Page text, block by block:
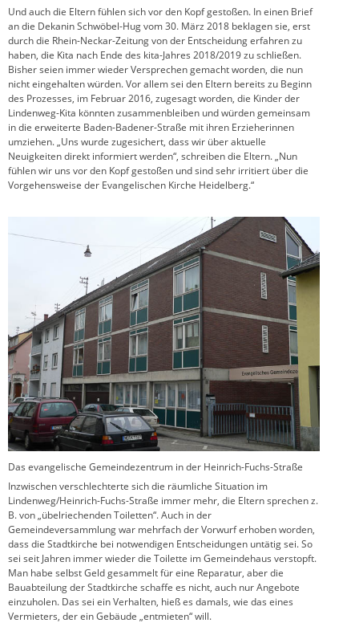
Und auch die Eltern fühlen sich vor den Kopf gestoßen. In einen Brief
an die Dekanin Schwöbel-Hug vom 30. März 2018 beklagen sie, erst
durch die Rhein-Neckar-Zeitung von der Entscheidung erfahren zu
haben, die Kita nach Ende des kita-Jahres 2018/2019 zu schließen.
Bisher seien immer wieder Versprechen gemacht worden, die nun
nicht eingehalten würden. Vor allem sei den Eltern bereits zu Beginn
des Prozesses, im Februar 2016, zugesagt worden, die Kinder der
Lindenweg-Kita könnten zusammenbleiben und würden gemeinsam
in die erweiterte Baden-Badener-Straße mit ihren Erzieherinnen
umziehen. „Uns wurde zugesichert, dass wir über aktuelle
Neuigkeiten direkt informiert werden“, schreiben die Eltern. „Nun
fühlen wir uns vor den Kopf gestoßen und sind sehr irritiert über die
Vorgehensweise der Evangelischen Kirche Heidelberg.“
Das evangelische Gemeindezentrum in der Heinrich-Fuchs-Straße
Inzwischen verschlechterte sich die räumliche Situation im
Lindenweg/Heinrich-Fuchs-Straße immer mehr, die Eltern sprechen z.
B. von „übelriechenden Toiletten“. Auch in der
Gemeindeversammlung war mehrfach der Vorwurf erhoben worden,
dass die Stadtkirche bei notwendigen Entscheidungen untätig sei. So
sei seit Jahren immer wieder die Toilette im Gemeindehaus verstopft.
Man habe selbst Geld gesammelt für eine Reparatur, aber die
Bauabteilung der Stadtkirche schaffe es nicht, auch nur Angebote
einzuholen. Das sei ein Verhalten, hieß es damals, wie das eines
Vermieters, der ein Gebäude „entmieten“ will.